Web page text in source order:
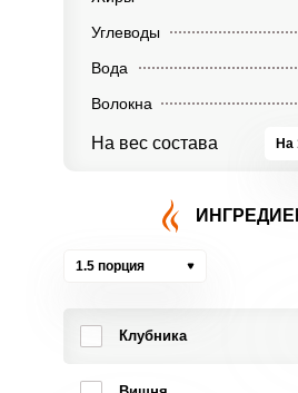
Углеводы
Вода
Волокна
На вес состава На
1.5 порция
Клубника